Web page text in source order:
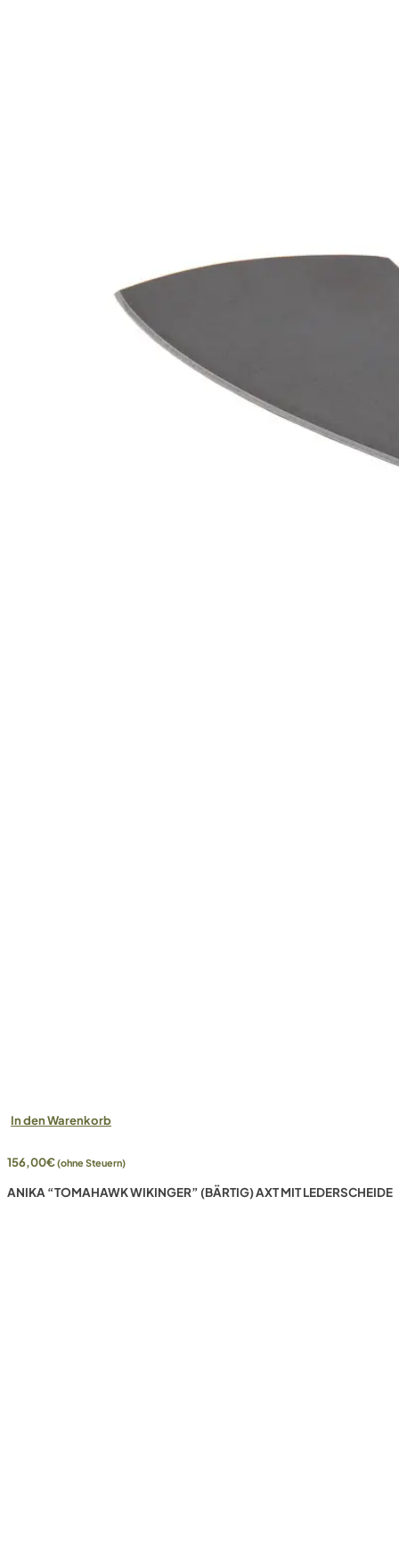
In den Warenkorb
156,00€(ohne Steuern)
ANIKA “TOMAHAWK WIKINGER” (BÄRTIG) AXT MIT LEDERSCHEIDE